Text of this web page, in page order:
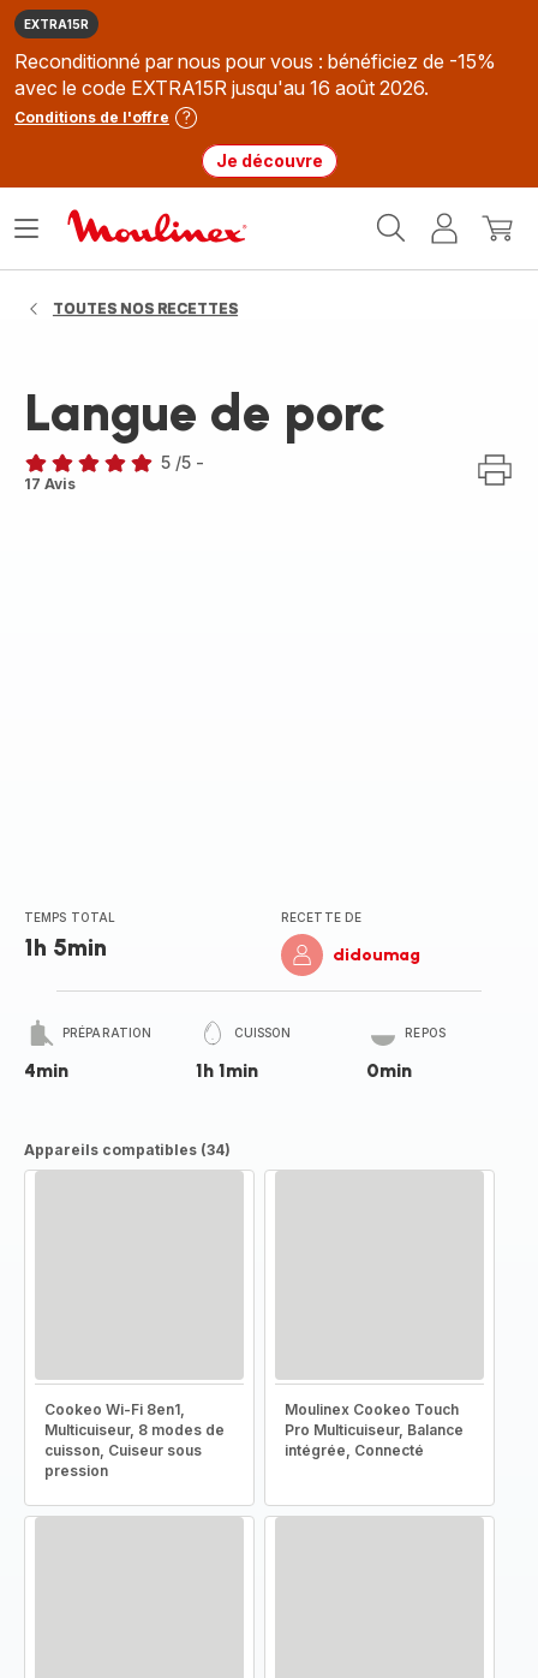
EXTRA15R
Reconditionné par nous pour vous : bénéficiez de -15%
avec le code EXTRA15R jusqu'au 16 août 2026.
Conditions de l'offre
Je découvre
MonMon
Ouvrir
TOUTES NOS RECETTES
Langue de porc
Avis
5 /5 -
17 Avis
TEMPS TOTAL
1h 5min
RECETTE DE
didoumag
PRÉPARATION
4min
CUISSON
1h 1min
REPOS
0min
Appareils compatibles (34)
Cookeo Wi-Fi 8en1,
Multicuiseur, 8 modes de
cuisson, Cuiseur sous
pression
Moulinex Cookeo Touch
Pro Multicuiseur, Balance
intégrée, Connecté